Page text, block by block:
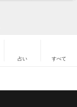
占い すべて